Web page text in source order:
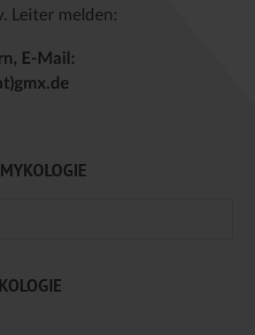
Leiter melden:
E-Mail: